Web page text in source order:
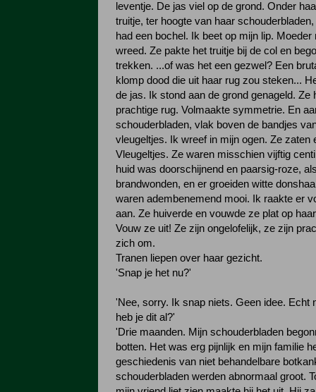
leventje. De jas viel op de grond. Onder
truitje, ter hoogte van haar
had een bochel. Ik beet op mijn lip. Moeder
wreed. Ze pakte het truitje bij de col en
trekken. ...of was het een gezwel? Een
klomp dood die uit haar rug zou steken...
de jas. Ik stond aan de grond genageld. Ze
prachtige rug. Volmaakte symmetrie. En
schouderbladen, vlak boven de bandjes
vleugeltjes. Ik wreef in mijn ogen. Ze zaten
Vleugeltjes. Ze waren misschien vijftig
huid was doorschijnend en paarsig-roze,
brandwonden, en er groeiden witte
waren adembenemend mooi. Ik raakte er
aan. Ze huiverde en vouwde ze plat op
Vouw ze uit! Ze zijn ongelofelijk, ze zijn
zich om.
Tranen liepen over haar gezicht.
'Snap je het nu?'
'Nee, sorry. Ik snap niets. Geen idee. Echt
heb je dit al?'
'Drie maanden. Mijn schouderbladen
botten. Het was erg pijnlijk en mijn familie
geschiedenis van niet behandelbare
schouderbladen werden abnormaal groot.